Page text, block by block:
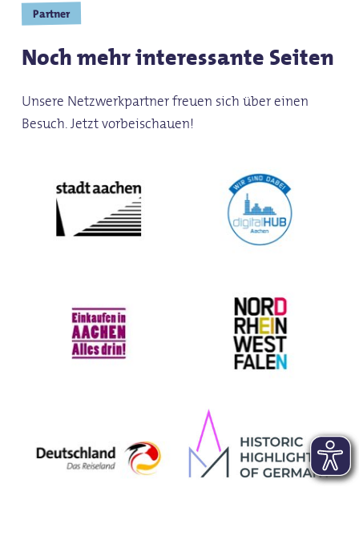
Partner
Noch mehr interessante Seiten
Unsere Netzwerkpartner freuen sich über einen
Besuch. Jetzt vorbeischauen!